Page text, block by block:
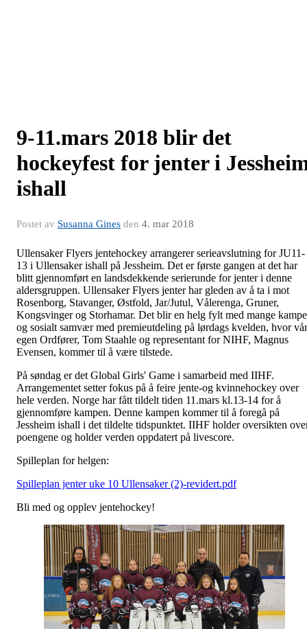
9-11.mars 2018 blir det
hockeyfest for jenter i
ishall
Postet av Susanna Gines den 4. mar 2018
Ullensaker Flyers jentehockey arrangerer serieavslutning for JU11-
13 i Ullensaker ishall på Jessheim. Det er første gangen at det har
blitt gjennomført en landsdekkende serierunde for jenter i denne
aldersgruppen. Ullensaker Flyers jenter har gleden av å ta i mot
Rosenborg, Stavanger, Østfold, Jar/Jutul, Vålerenga, Gruner,
Kongsvinger og Storhamar. Det blir en helg fylt med mange
og sosialt samvær med premieutdeling på lørdags kvelden, hvor vår
egen Ordfører, Tom Staahle og representant for NIHF, Magnus
Evensen, kommer til å være tilstede.
På søndag er det Global Girls' Game i samarbeid med IIHF.
Arrangementet setter fokus på å feire jente-og kvinnehockey over
hele verden. Norge har fått tildelt tiden 11.mars kl.13-14 for å
gjennomføre kampen. Denne kampen kommer til å foregå på
Jessheim ishall i det tildelte tidspunktet. IIHF holder oversikten
poengene og holder verden oppdatert på livescore.
Spilleplan for helgen:
Spilleplan jenter uke 10 Ullensaker (2)-revidert.pdf
Bli med og opplev jentehockey!